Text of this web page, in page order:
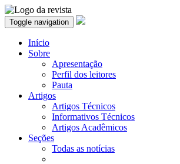
Toggle navigation
Início
Sobre
Apresentação
Perfil dos leitores
Pauta
Artigos
Artigos Técnicos
Informativos Técnicos
Artigos Acadêmicos
Seções
Todas as notícias